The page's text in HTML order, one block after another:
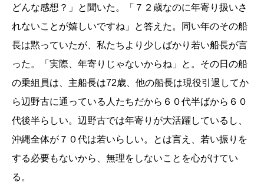
どんな感想？」と聞いた。「７２歳なのに年寄り扱いさ
れないことが嬉しいですね」と答えた。同い年のその船
長は黙っていたが、私たちより少しばかり若い船長が言
った。「実際、年寄りじゃないからね」と。その日の船
の乗組員は、主船長は72歳、他の船長は現役引退してか
ら辺野古に通っている人たちだから６０代半ばから６０
代後半らしい。辺野古では年寄りが大活躍しているし、
沖縄全体が７０代は若いらしい。とは言え、若い振りを
する必要もないから、無理をしないことを心がけてい
る。